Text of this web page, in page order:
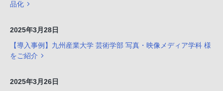
品化
2025年3月28日
【導入事例】九州産業大学 芸術学部 写真・映像メディア学科 様
をご紹介
2025年3月26日